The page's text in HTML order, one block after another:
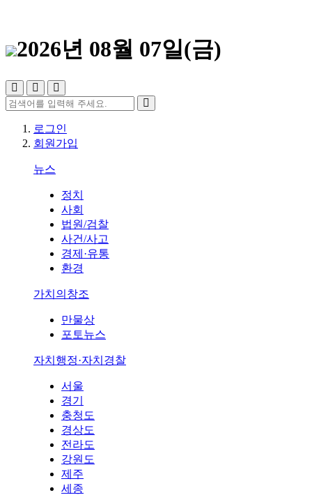
2026년 08월 07일(금)
로그인
회원가입
뉴스
정치
사회
법원/검찰
사건/사고
경제·유통
환경
가치의창조
만물상
포토뉴스
자치행정·자치경찰
서울
경기
충청도
경상도
전라도
강원도
제주
세종